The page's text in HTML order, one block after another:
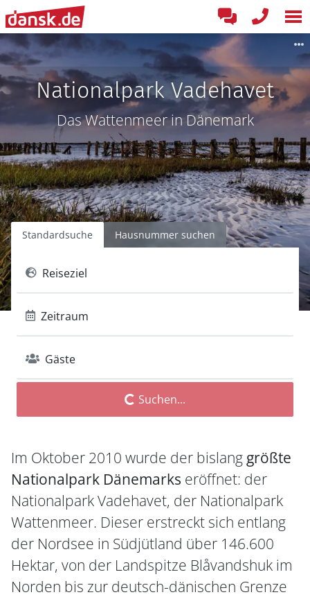
Nationalpark Vadehavet
Das Wattenmeer in Dänemark
Standardsuche Hausnummer suchen
Reiseziel
Zeitraum
Gäste
Suchen...
Im Oktober 2010 wurde der bislang größte
Nationalpark Dänemarks eröffnet: der
Nationalpark Vadehavet, der Nationalpark
Wattenmeer. Dieser erstreckt sich entlang
der Nordsee in Südjütland über 146.600
Hektar, von der Landspitze Blåvandshuk im
Norden bis zur deutsch-dänischen Grenze